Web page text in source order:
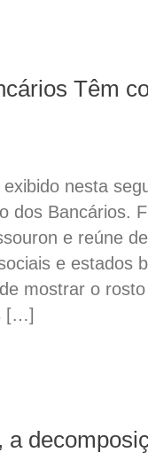
Têm
nesta
dos Bancários.
e reúne
e estados
mostrar o
[…]
a